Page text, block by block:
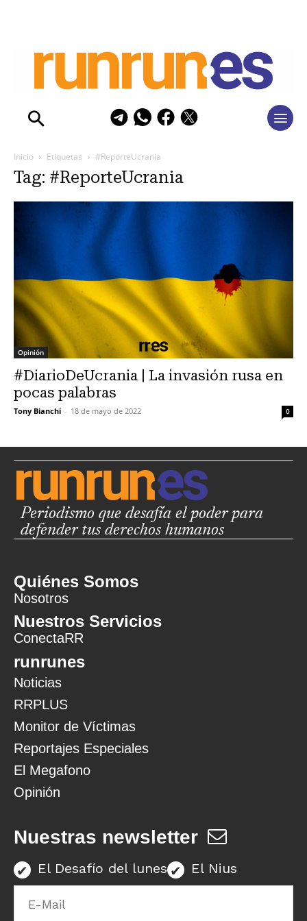
Inicio Etiquetas #ReporteUcrania
Tag: #ReporteUcrania
Opinión
#DiarioDeUcrania | La invasión rusa en
pocas palabras
Tony Bianchi - 18 de mayo de 2022 0
Periodismo que desafía el poder para
defender tus derechos humanos
Quiénes Somos
Nosotros
Nuestros Servicios
ConectaRR
runrunes
Noticias
RRPLUS
Monitor de Víctimas
Reportajes Especiales
El Megafono
Opinión
Nuestras newsletter
El Desafío del lunes El Nius